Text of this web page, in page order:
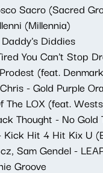
Sacro (Sacred
(Millennia)
Diddies
You Can't Stop
(feat.
- Gold Purple
The LOX (feat.
Thought - No Gold
Kick Hit 4 Hit Kix U
Sam Gendel -
Groove